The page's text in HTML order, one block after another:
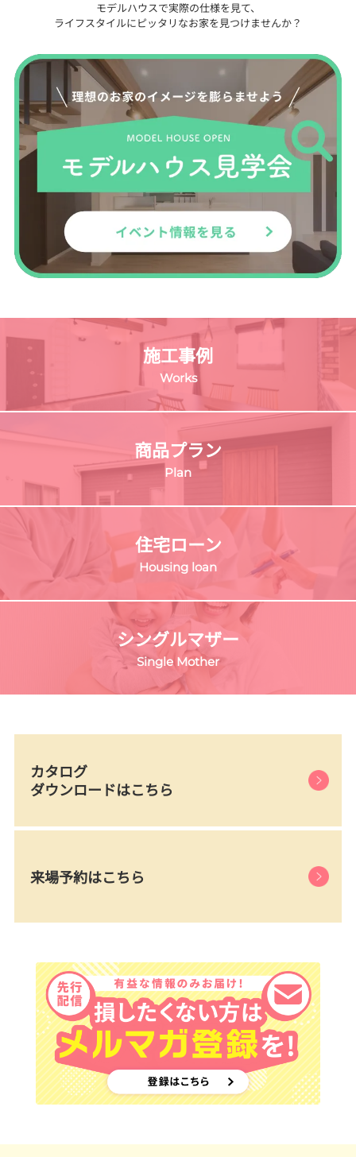
モデルハウスで実際の仕様を見て、
ライフスタイルにピッタリなお家を見つけませんか？
施工事例
Works
商品プラン
Plan
住宅ローン
Housing loan
シングルマザー
Single Mother
カタログ
ダウンロードはこちら
来場予約はこちら